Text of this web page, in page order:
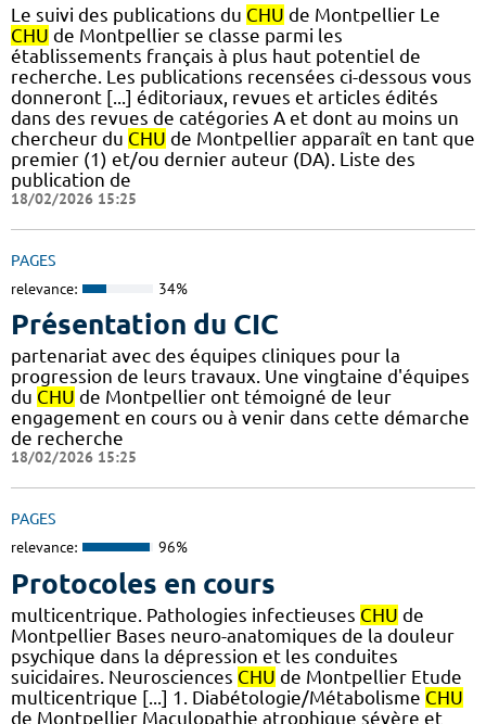
Le suivi des publications du CHU de Montpellier Le
CHU de Montpellier se classe parmi les
établissements français à plus haut potentiel de
recherche. Les publications recensées ci-dessous vous
donneront [...] éditoriaux, revues et articles édités
dans des revues de catégories A et dont au moins un
chercheur du CHU de Montpellier apparaît en tant que
premier (1) et/ou dernier auteur (DA). Liste des
publication de
18/02/2026 15:25
PAGES
relevance: 34%
Présentation du CIC
partenariat avec des équipes cliniques pour la
progression de leurs travaux. Une vingtaine d'équipes
du CHU de Montpellier ont témoigné de leur
engagement en cours ou à venir dans cette démarche
de recherche
18/02/2026 15:25
PAGES
relevance: 96%
Protocoles en cours
multicentrique. Pathologies infectieuses CHU de
Montpellier Bases neuro-anatomiques de la douleur
psychique dans la dépression et les conduites
suicidaires. Neurosciences CHU de Montpellier Etude
multicentrique [...] 1. Diabétologie/Métabolisme CHU
de Montpellier Maculopathie atrophique sévère et